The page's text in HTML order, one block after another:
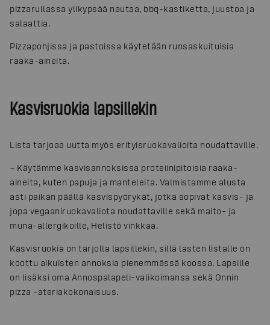
pizzarullassa ylikypsää nautaa, bbq-kastiketta, juustoa ja
salaattia.
Pizzapohjissa ja pastoissa käytetään runsaskuituisia
raaka-aineita.
Kasvisruokia lapsillekin
Lista tarjoaa uutta myös erityisruokavalioita noudattaville.
– Käytämme kasvisannoksissa proteiinipitoisia raaka-
aineita, kuten papuja ja manteleita. Valmistamme alusta
asti paikan päällä kasvispyörykät, jotka sopivat kasvis- ja
jopa vegaaniruokavaliota noudattaville sekä maito- ja
muna-allergikoille, Helistö vinkkaa.
Kasvisruokia on tarjolla lapsillekin, sillä lasten listalle on
koottu aikuisten annoksia pienemmässä koossa. Lapsille
on lisäksi oma Annospalapeli-valikoimansa sekä Onnin
pizza -ateriakokonaisuus.